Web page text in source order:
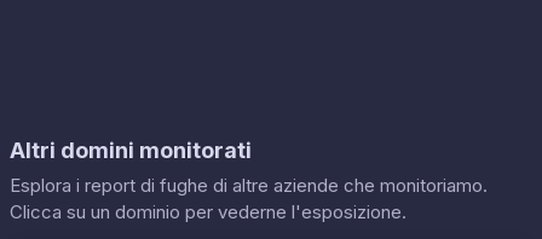
Altri domini monitorati
Esplora i report di fughe di altre aziende che monitoriamo.
Clicca su un dominio per vederne l'esposizione.